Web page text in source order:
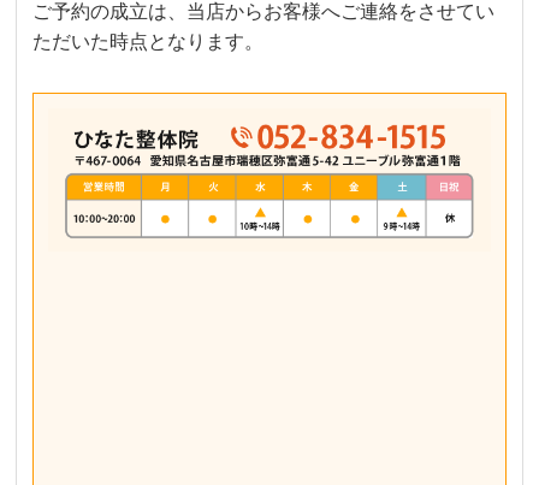
ご予約の成立は、当店からお客様へご連絡をさせてい
ただいた時点となります。